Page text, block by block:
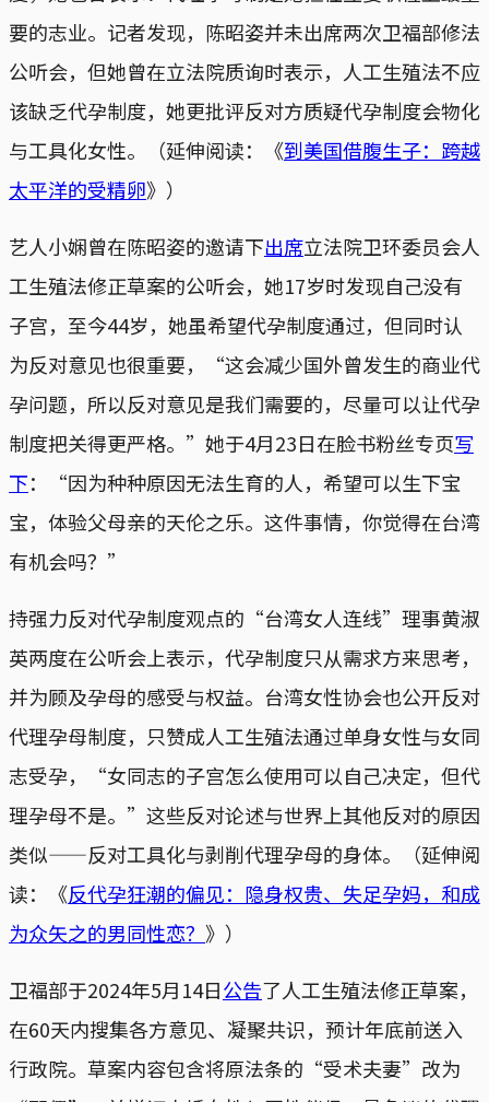
要的志业。记者发现，陈昭姿并未出席两次卫福部修法
公听会，但她曾在立法院质询时表示，人工生殖法不应
该缺乏代孕制度，她更批评反对方质疑代孕制度会物化
与工具化女性。（延伸阅读：《到美国借腹生子：跨越
太平洋的受精卵》）
艺人小娴曾在陈昭姿的邀请下出席立法院卫环委员会人
工生殖法修正草案的公听会，她17岁时发现自己没有
子宫，至今44岁，她虽希望代孕制度通过，但同时认
为反对意见也很重要，“这会减少国外曾发生的商业代
孕问题，所以反对意见是我们需要的，尽量可以让代孕
制度把关得更严格。”她于4月23日在脸书粉丝专页写
下：“因为种种原因无法生育的人，希望可以生下宝
宝，体验父母亲的天伦之乐。这件事情，你觉得在台湾
有机会吗？”
持强力反对代孕制度观点的“台湾女人连线”理事黄淑
英两度在公听会上表示，代孕制度只从需求方来思考，
并为顾及孕母的感受与权益。台湾女性协会也公开反对
代理孕母制度，只赞成人工生殖法通过单身女性与女同
志受孕，“女同志的子宫怎么使用可以自己决定，但代
理孕母不是。”这些反对论述与世界上其他反对的原因
类似——反对工具化与剥削代理孕母的身体。（延伸阅
读：《反代孕狂潮的偏见：隐身权贵、失足孕妈，和成
为众矢之的男同性恋？ 》）
卫福部于2024年5月14日公告了人工生殖法修正草案，
在60天内搜集各方意见、凝聚共识，预计年底前送入
行政院。草案内容包含将原法条的“受术夫妻”改为